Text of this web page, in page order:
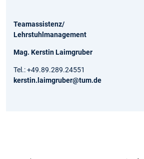
Teamassistenz/
Lehrstuhlmanagement
Mag. Kerstin Laimgruber
Tel.: +49.89.289.24551
kerstin.laimgruber@tum.de